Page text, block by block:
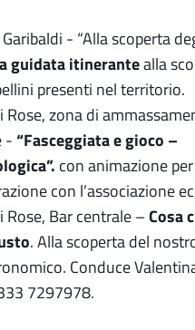
- “Alla scoperta
guidata itinerantealla
presenti nel territorio.
Rose, zona di
-“Fasceggiata e gioco –
con animazione
con l’associazione
Rose, Bar centrale –Cosa
. Alla scoperta del
Conduce
7297978.